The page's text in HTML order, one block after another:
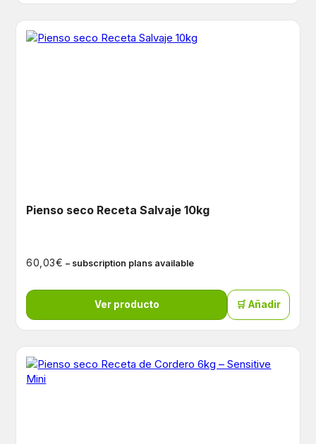
Pienso seco Receta Salvaje 10kg
60,03€ – subscription plans available
Ver producto 🛒 Añadir